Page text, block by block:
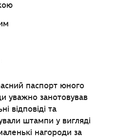
паспорт юного
уважно занотовував
відповіді та
штампи у вигляді
нагороди за